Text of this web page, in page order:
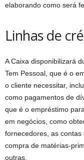
elaborando como será
Linhas de
A Caixa disponibilizará
Tem Pessoal, que é o
o cliente necessitar,
como pagamentos de
que é o empréstimo
em negócios, como
fornecedores, as
compra de matérias-
outras.